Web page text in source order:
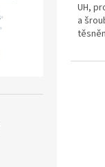
UH,
a